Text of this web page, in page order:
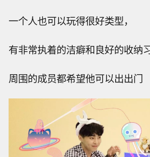
一个人也可以玩得很好类型，
有非常执着的洁癖和良好的收纳
周围的成员都希望他可以出出门